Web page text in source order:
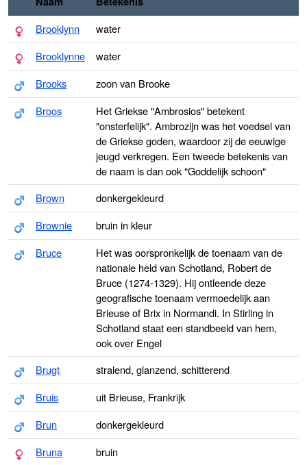
Brooklynn
water
Brooklynne
water
Brooks
zoon van Brooke
Broos
Het Griekse "Ambrosios" betekent
"onsterfelijk". Ambrozijn was het voedsel van
de Griekse goden, waardoor zij de eeuwige
jeugd verkregen. Een tweede betekenis van
de naam is dan ook "Goddelijk schoon"
Brown
donkergekleurd
Brownie
bruin in kleur
Bruce
Het was oorspronkelijk de toenaam van de
nationale held van Schotland, Robert de
Bruce (1274-1329). Hij ontleende deze
geografische toenaam vermoedelijk aan
Brieuse of Brix in Normandi. In Stirling in
Schotland staat een standbeeld van hem,
ook over Engel
Brugt
stralend, glanzend, schitterend
Bruis
uit Brieuse, Frankrijk
Brun
donkergekleurd
Bruna
bruin